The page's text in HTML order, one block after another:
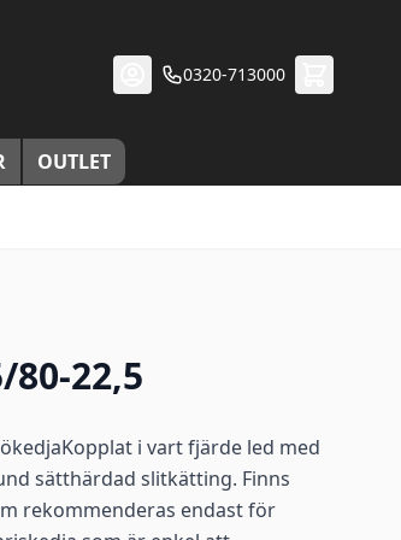
0320-713000
OUTLET
80-22,5
i vart fjärde led med
sätthärdad slitkätting. Finns
rekommenderas endast för